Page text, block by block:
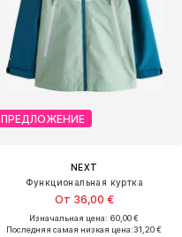
ПРЕДЛОЖЕНИЕ
NEXT
Функциональная куртка
От 36,00 €
Изначальная цена: 60,00 €
Последняя самая низкая цена:31,20 €